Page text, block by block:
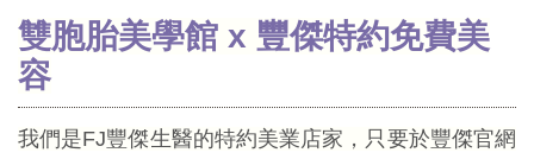
雙胞胎美學館 x 豐傑特約免費美
容
我們是FJ豐傑生醫的特約美業店家，只要於豐傑官網